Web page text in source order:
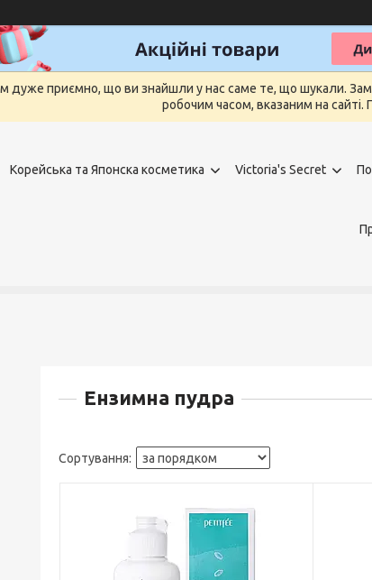
дуже приємно, що ви знайшли у нас саме те, що шукали.
робочим часом, вказаним на сайті.
Корейська та Японска косметика Victoria's Secret
Ензимна пудра